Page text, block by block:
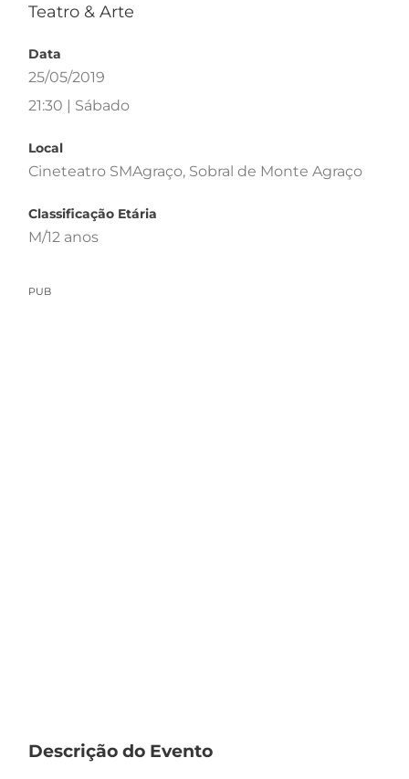
Teatro & Arte
Data
25/05/2019
21:30 | Sábado
Local
Cineteatro SMAgraço, Sobral de Monte Agraço
Classificação Etária
M/12 anos
PUB
Descrição do Evento